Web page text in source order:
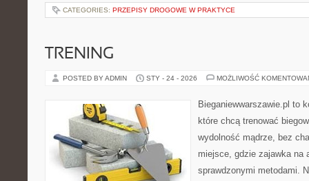
CATEGORIES: PRZEPISY DROGOWE W PRAKTYCE
TRENING
POSTED BY ADMIN STY - 24 - 2026 MOŻLIWOŚĆ
Bieganiewwarszawie.pl to
które chcą trenować
wydolność mądrze, bez
miejsce, gdzie zajawka na
sprawdzonymi metodami.